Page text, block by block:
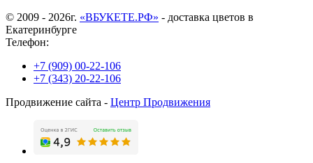
© 2009 - 2026г. «ВБУКЕТЕ.РФ» - доставка цветов в
Екатеринбурге
Телефон:
+7 (909) 00-22-106
+7 (343) 20-22-106
Продвижение сайта - Центр Продвижения